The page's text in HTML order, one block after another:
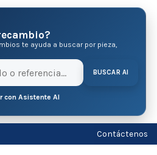
te ayuda a buscar por pieza,
BUSCAR AI
con Asistente AI
Contáctenos